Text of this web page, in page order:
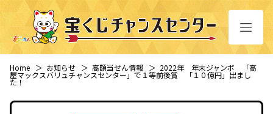
Home ＞ お知らせ ＞ 高額当せん情報 ＞ 2022年 年末ジャンボ 「高
屋マックスバリュチャンスセンター」で１等前後賞 「１０億円」出まし
た！